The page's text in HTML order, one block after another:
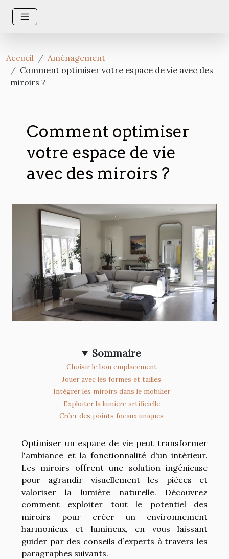
Accueil
Aménagement
Comment optimiser votre espace de vie avec des
miroirs ?
Comment optimiser
votre espace de vie
avec des miroirs ?
Sommaire
Choisir le bon emplacement
Jouer avec les formes et tailles
Intégrer les miroirs dans le mobilier
Exploiter la lumière artificielle
Créer des points focaux uniques
Optimiser un espace de vie peut transformer
l'ambiance et la fonctionnalité d'un intérieur.
Les miroirs offrent une solution ingénieuse
pour agrandir visuellement les pièces et
valoriser la lumière naturelle. Découvrez
comment exploiter tout le potentiel des
miroirs pour créer un environnement
harmonieux et lumineux, en vous laissant
guider par des conseils d’experts à travers les
paragraphes suivants.